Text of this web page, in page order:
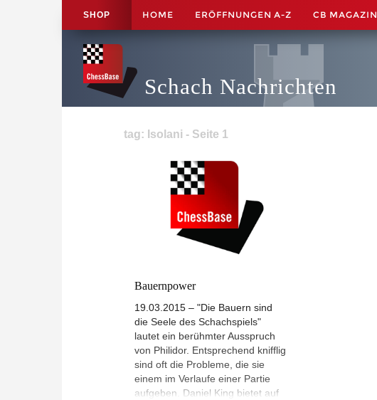
SHOP HOME ERÖFFNUNGEN A-Z CB MAGAZIN
Schach Nachrichten
tag: Isolani - Seite 1
Bauernpower
19.03.2015 – "Die Bauern sind
die Seele des Schachspiels"
lautet ein berühmter Ausspruch
von Philidor. Entsprechend knifflig
sind oft die Probleme, die sie
einem im Verlaufe einer Partie
aufgeben. Daniel King bietet auf